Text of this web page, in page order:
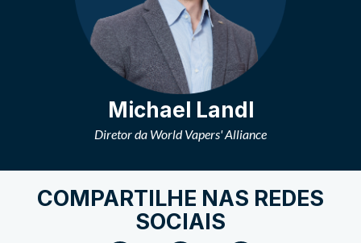
Michael Landl
Diretor da World Vapers' Alliance
COMPARTILHE NAS REDES
SOCIAIS